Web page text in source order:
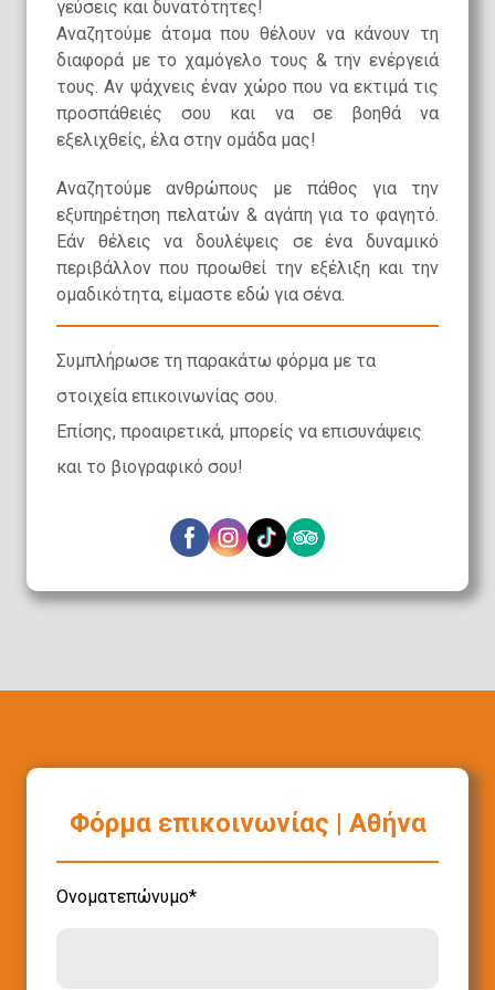
γεύσεις και δυνατότητες!
Αναζητούμε άτομα που θέλουν να κάνουν τη
διαφορά με το χαμόγελο τους & την ενέργειά
τους. Αν ψάχνεις έναν χώρο που να εκτιμά τις
προσπάθειές σου και να σε βοηθά να
εξελιχθείς, έλα στην ομάδα μας!
Αναζητούμε ανθρώπους με πάθος για την
εξυπηρέτηση πελατών & αγάπη για το φαγητό.
Εάν θέλεις να δουλέψεις σε ένα δυναμικό
περιβάλλον που προωθεί την εξέλιξη και την
ομαδικότητα, είμαστε εδώ για σένα.
Συμπλήρωσε τη παρακάτω φόρμα με τα
στοιχεία επικοινωνίας σου.
Επίσης, προαιρετικά, μπορείς να επισυνάψεις
και το βιογραφικό σου!
Φόρμα επικοινωνίας | Αθήνα
Ονοματεπώνυμο*